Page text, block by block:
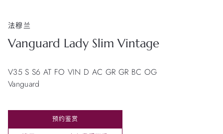
法穆兰
Vanguard Lady Slim Vintage
V35 S S6 AT FO VIN D AC GR GR BC OG
Vanguard
预约鉴赏